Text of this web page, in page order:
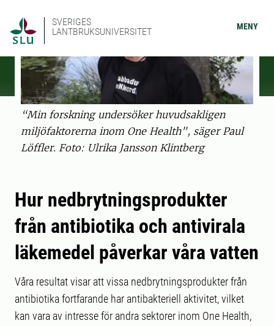
SVERIGES
LANTBRUKSUNIVERSITET
MENY
“Min forskning undersöker huvudsakligen
miljöfaktorerna inom One Health", säger Paul
Löffler. Foto: Ulrika Jansson Klintberg
Hur nedbrytningsprodukter
från antibiotika och antivirala
läkemedel påverkar våra vatten
Våra resultat visar att vissa nedbrytningsprodukter från
antibiotika fortfarande har antibakteriell aktivitet, vilket
kan vara av intresse för andra sektorer inom One Health,